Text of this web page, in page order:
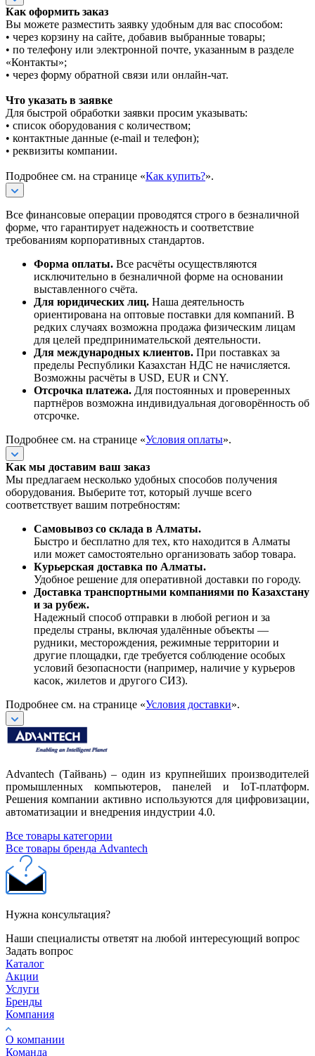
Как оформить заказ
Вы можете разместить заявку удобным для вас способом:
• через корзину на сайте, добавив выбранные товары;
• по телефону или электронной почте, указанным в разделе
«Контакты»;
• через форму обратной связи или онлайн-чат.
Что указать в заявке
Для быстрой обработки заявки просим указывать:
• список оборудования с количеством;
• контактные данные (e-mail и телефон);
• реквизиты компании.
Подробнее см. на странице «Как купить?».
Все финансовые операции проводятся строго в безналичной
форме, что гарантирует надежность и соответствие
требованиям корпоративных стандартов.
Форма оплаты. Все расчёты осуществляются
исключительно в безналичной форме на основании
выставленного счёта.
Для юридических лиц. Наша деятельность
ориентирована на оптовые поставки для компаний. В
редких случаях возможна продажа физическим лицам
для целей предпринимательской деятельности.
Для международных клиентов. При поставках за
пределы Республики Казахстан НДС не начисляется.
Возможны расчёты в USD, EUR и CNY.
Отсрочка платежа. Для постоянных и проверенных
партнёров возможна индивидуальная договорённость об
отсрочке.
Подробнее см. на странице «Условия оплаты».
Как мы доставим ваш заказ
Мы предлагаем несколько удобных способов получения
оборудования. Выберите тот, который лучше всего
соответствует вашим потребностям:
Самовывоз со склада в Алматы.
Быстро и бесплатно для тех, кто находится в Алматы
или может самостоятельно организовать забор товара.
Курьерская доставка по Алматы.
Удобное решение для оперативной доставки по городу.
Доставка транспортными компаниями по Казахстану
и за рубеж.
Надежный способ отправки в любой регион и за
пределы страны, включая удалённые объекты —
рудники, месторождения, режимные территории и
другие площадки, где требуется соблюдение особых
условий безопасности (например, наличие у курьеров
касок, жилетов и другого СИЗ).
Подробнее см. на странице «Условия доставки».
Advantech (Тайвань) – один из крупнейших производителей
промышленных компьютеров, панелей и IoT-платформ.
Решения компании активно используются для цифровизации,
автоматизации и внедрения индустрии 4.0.
Все товары категории
Все товары бренда Advantech
Нужна консультация?
Наши специалисты ответят на любой интересующий вопрос
Задать вопрос
Каталог
Акции
Услуги
Бренды
Компания
О компании
Команда